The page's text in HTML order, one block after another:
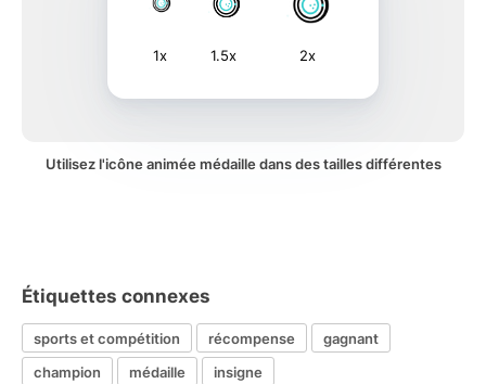
1x 1.5x 2x
Utilisez l'icône animée médaille dans des tailles différentes
Étiquettes connexes
sports et compétition récompense
gagnant
champion
médaille insigne